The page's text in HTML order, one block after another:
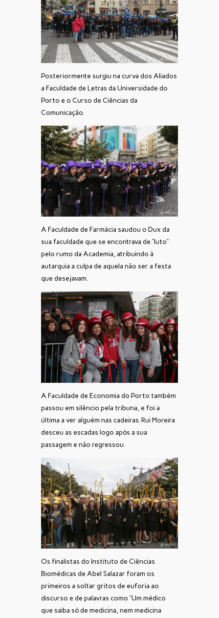
Posteriormente surgiu na curva dos Aliados
a Faculdade de Letras da Universidade do
Porto e o Curso de Ciências da
Comunicação.
A Faculdade de Farmácia saudou o Dux da
sua faculdade que se encontrava de “luto”
pelo rumo da Academia, atribuindo à
autarquia a culpa de aquela não ser a festa
que desejavam.
A Faculdade de Economia do Porto também
passou em silêncio pela tribuna, e foi a
última a ver alguém nas cadeiras. Rui Moreira
desceu as escadas logo após a sua
passagem e não regressou.
Os finalistas do Instituto de Ciências
Biomédicas de Abel Salazar foram os
primeiros a soltar gritos de euforia ao
discurso e de palavras como “Um médico
que saiba só de medicina, nem medicina